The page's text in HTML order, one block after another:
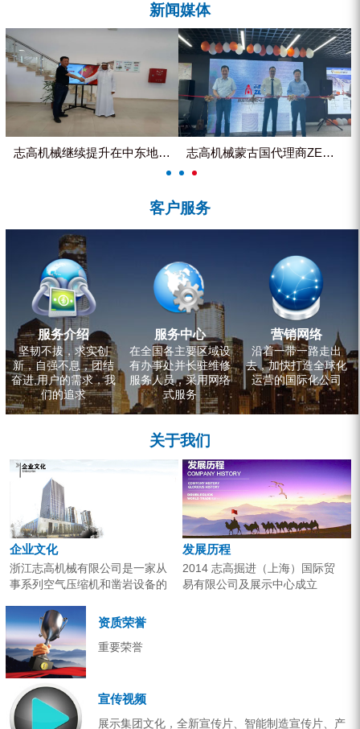
水井专用螺杆空压机
雾炮机
洗轮机
新闻媒体
志高机械继续提升在中东地区的市... 志高机械蒙古国代理商ZEGA客...
客户服务
服务介绍
坚韧不拔，求实创
新，自强不息，团结
奋进,用户的需求，我
们的追求
服务中心
在全国各主要区域设
有办事处并长驻维修
服务人员，采用网络
式服务
营销网络
沿着一带一路走出
去，加快打造全球化
运营的国际化公司
关于我们
企业文化
浙江志高机械有限公司是一家从
事系列空气压缩机和凿岩设备的
的专业机构。产品广泛应用于工
业气源、各类矿山开采和工程项
目建设。企业以技术开发为核
心，...
发展历程
2014 志高掘进（上海）国际贸
易有限公司及展示中心成立
资质荣誉
重要荣誉
宣传视频
展示集团文化，全新宣传片、智能制造宣传片、产